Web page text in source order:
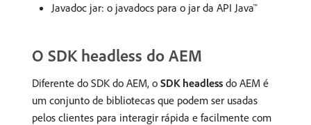
Javadoc jar: o javadocs para o jar da API Java™
O SDK headless do AEM
Diferente do SDK do AEM, o SDK headless do AEM é
um conjunto de bibliotecas que podem ser usadas
pelos clientes para interagir rápida e facilmente com